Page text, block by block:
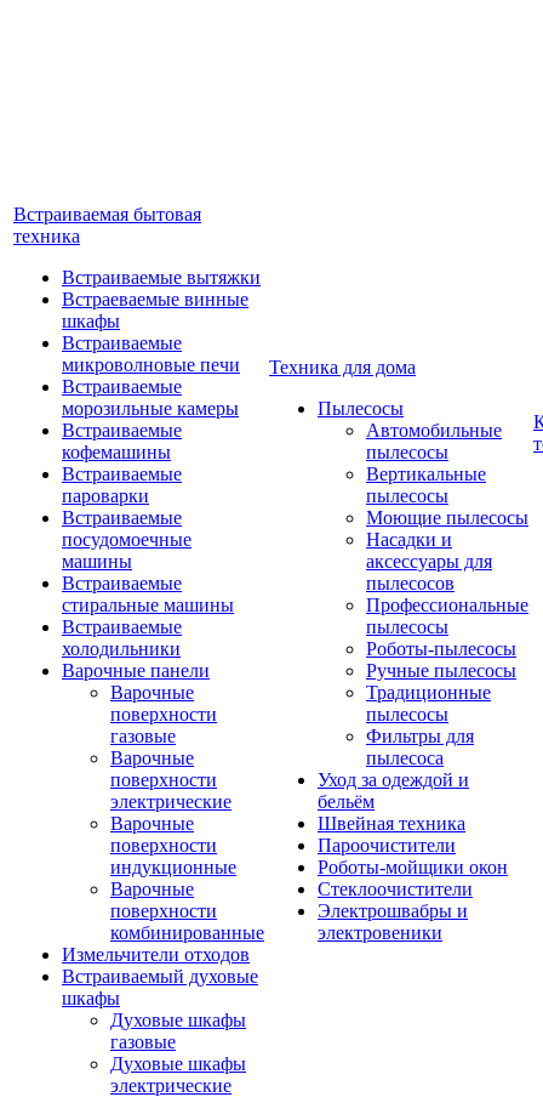
Встраиваемая бытовая
техника
Встраиваемые вытяжки
Встраеваемые винные
шкафы
Встраиваемые
микроволновые печи
Встраиваемые
морозильные камеры
Встраиваемые
кофемашины
Встраиваемые
пароварки
Встраиваемые
посудомоечные
машины
Встраиваемые
стиральные машины
Встраиваемые
холодильники
Варочные панели
Варочные
поверхности
газовые
Варочные
поверхности
электрические
Варочные
поверхности
индукционные
Варочные
поверхности
комбинированные
Измельчители отходов
Встраиваемый духовые
шкафы
Духовые шкафы
газовые
Духовые шкафы
электрические
Техника для дома
Пылесосы
Автомобильные
пылесосы
Вертикальные
пылесосы
Моющие пылесосы
Насадки и
аксессуары для
пылесосов
Профессиональные
пылесосы
Роботы-пылесосы
Ручные пылесосы
Традиционные
пылесосы
Фильтры для
пылесоса
Уход за одеждой и
бельём
Швейная техника
Пароочистители
Роботы-мойщики окон
Стеклоочистители
Электрошвабры и
электровеники